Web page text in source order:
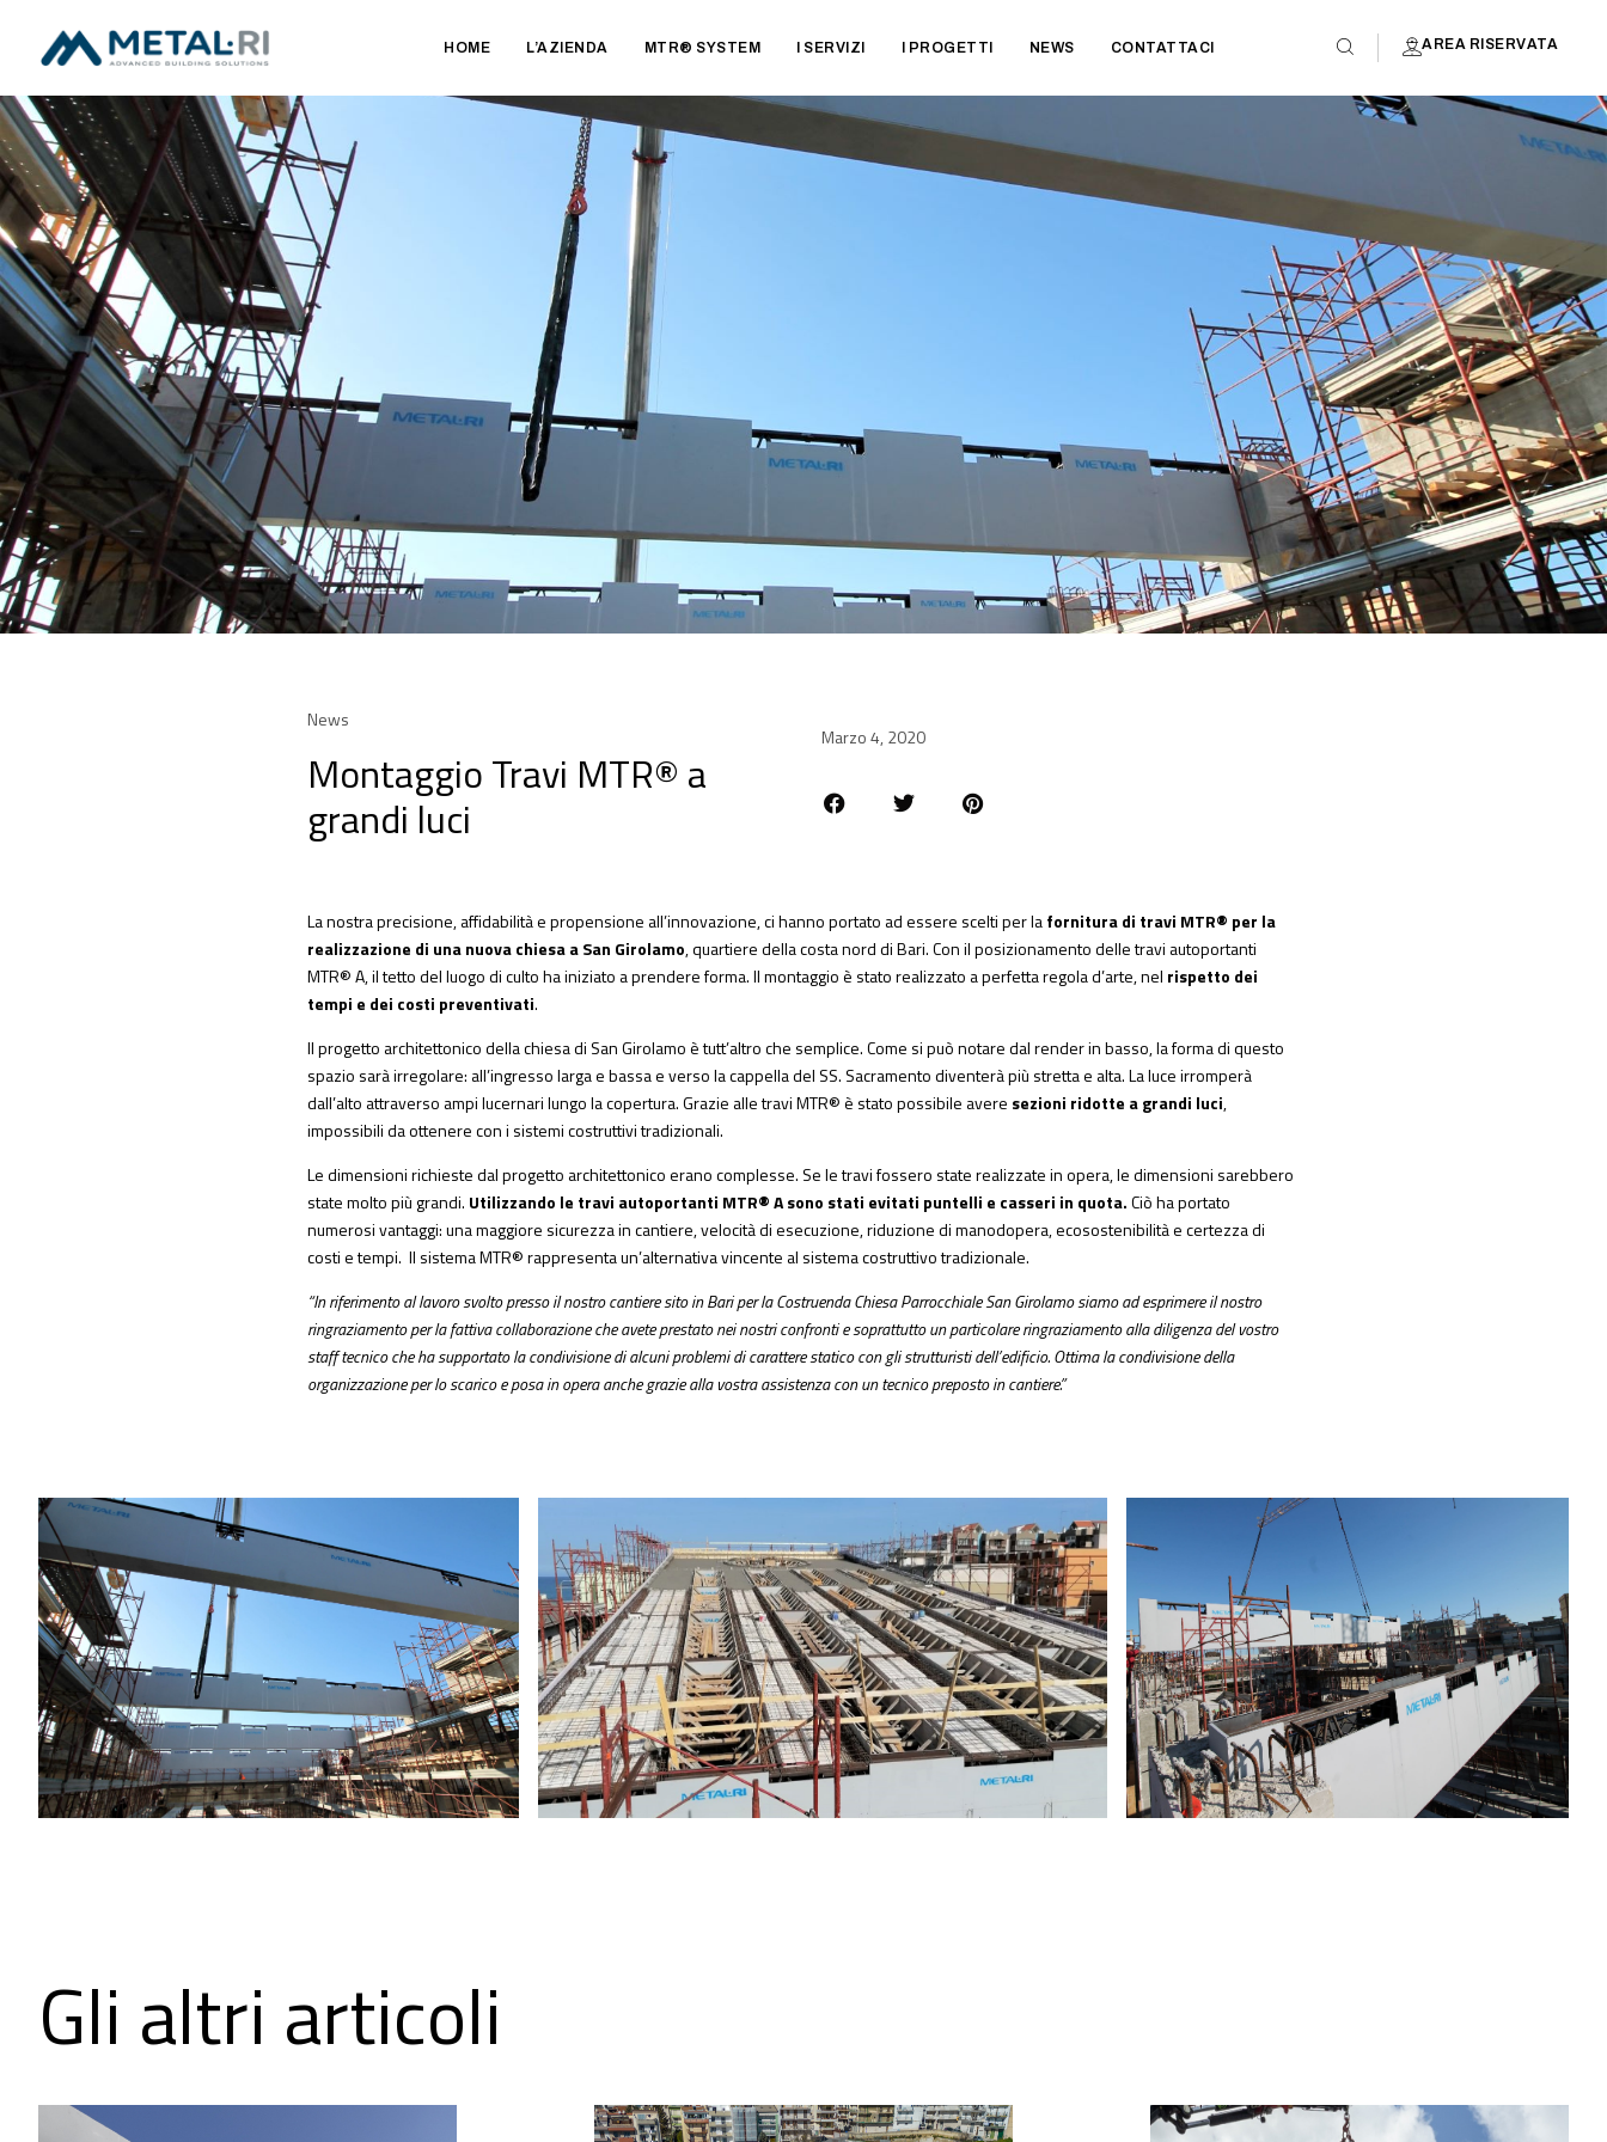
HOME L’AZIENDA MTR® SYSTEM I SERVIZI I PROGETTI NEWS CONTATTACI AREA RISERVATA
News
Montaggio Travi MTR® a
grandi luci
Marzo 4, 2020
La nostra precisione, affidabilità e propensione all’innovazione, ci hanno portato ad essere scelti per lafornitura di travi MTR® per la
realizzazione di una nuova chiesa a San Girolamo, quartiere della costa nord di Bari. Con il posizionamento delle travi autoportanti
MTR® A, il tetto del luogo di culto ha iniziato a prendere forma. Il montaggio è stato realizzato a perfetta regola d’arte, nel rispetto dei
tempi e dei costi preventivati.
Il progetto architettonico della chiesa di San Girolamo è tutt’altro che semplice. Come si può notare dal render in basso, la forma di questo
spazio sarà irregolare: all’ingresso larga e bassa e verso la cappella del SS. Sacramento diventerà più stretta e alta. La luce irromperà
dall’alto attraverso ampi lucernari lungo la copertura. Grazie alle travi MTR® è stato possibile avere sezioni ridotte a grandi luci,
impossibili da ottenere con i sistemi costruttivi tradizionali.
Le dimensioni richieste dal progetto architettonico erano complesse. Se le travi fossero state realizzate in opera, le dimensioni sarebbero
state molto più grandi. Utilizzando le travi autoportanti MTR® A sono stati evitati puntelli e casseri in quota.Ciò ha portato
numerosi vantaggi: una maggiore sicurezza in cantiere, velocità di esecuzione, riduzione di manodopera, ecosostenibilità e certezza di
costi e tempi. Il sistema MTR® rappresenta un’alternativa vincente al sistema costruttivo tradizionale.
“In riferimento al lavoro svolto presso il nostro cantiere sito in Bari per la Costruenda Chiesa Parrocchiale San Girolamo siamo ad esprimere il nostro
ringraziamento per la fattiva collaborazione che avete prestato nei nostri confronti e soprattutto un particolare ringraziamento alla diligenza del vostro
staff tecnico che ha supportato la condivisione di alcuni problemi di carattere statico con gli strutturisti dell’edificio. Ottima la condivisione della
organizzazione per lo scarico e posa in opera anche grazie alla vostra assistenza con un tecnico preposto in cantiere.”
Gli altri articoli